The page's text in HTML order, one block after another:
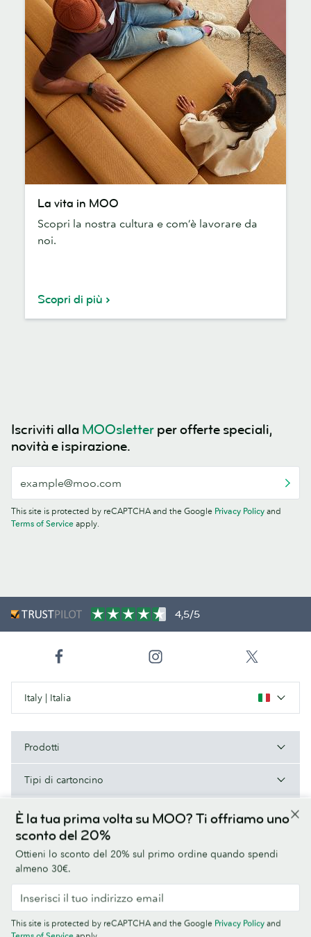
vita
MOO
La vita in MOO
Scopri la nostra cultura e com’è lavorare da
noi.
Scopri di più
Iscriviti alla MOOsletter per offerte speciali,
novità e ispirazione.
This site is protected by reCAPTCHA and the Google Privacy Policy and
Terms of Service apply.
È la tua prima volta su MOO? Ti offriamo uno
sconto del 20%
Ottieni lo sconto del 20% sul primo ordine quando spendi
almeno 30€.
This site is protected by reCAPTCHA and the Google Privacy Policy and
4,5/5
Italy | Italia
Prodotti
Tipi di cartoncino
A proposito di MOO
Termini e condizioni Norme sulla privacy Font
Sitemap